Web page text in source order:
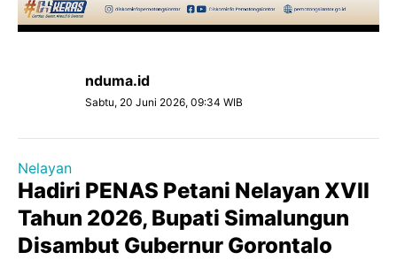
nduma.id
Sabtu, 20 Juni 2026, 09:34 WIB
Nelayan
Hadiri PENAS Petani Nelayan XVII
Tahun 2026, Bupati Simalungun
Disambut Gubernur Gorontalo